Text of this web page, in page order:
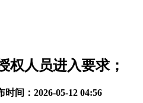
权人员进入要求；
时间： 2026-05-12 04:56